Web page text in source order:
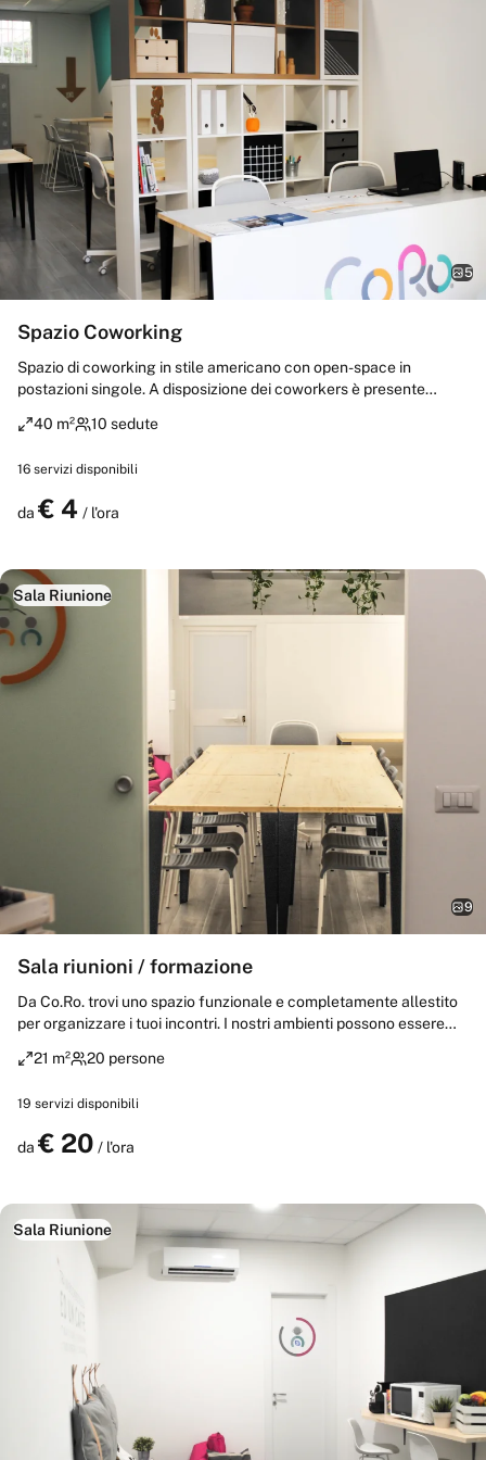
5
Spazio Coworking
Spazio di coworking in stile americano con open-space in
postazioni singole. A disposizione dei coworkers è presente
bollitore et Hai un’esigenza particolare? Non esitare a chiedere il
40 m² 10 sedute
16 servizi disponibili
da € 4 / l'ora
Sala Riunione
9
Sala riunioni / formazione
Da Co.Ro. trovi uno spazio funzionale e completamente allestito
per organizzare i tuoi incontri. I nostri ambienti possono essere
La sala riunioni è dotata di area relax adiacente con microonde,
ricambio e condizionamento aria, videoproiezione e impianto di
diffusione sonora in un ambiente acusticamente controllato.
21 m² 20 persone
19 servizi disponibili
da € 20 / l'ora
Sala Riunione